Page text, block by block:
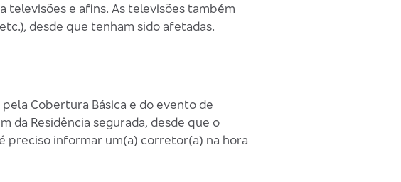
e afins. As televisões também
desde que tenham sido afetadas.
Cobertura Básica e do evento de
da Residência segurada, desde que o
preciso informar um(a) corretor(a) na hora